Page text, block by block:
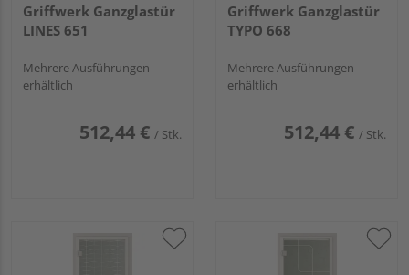
Griffwerk Ganzglastür
LINES 651
Mehrere Ausführungen
erhältlich
512,44 € / Stk.
Griffwerk Ganzglastür
TYPO 668
Mehrere Ausführungen
erhältlich
512,44 € / Stk.